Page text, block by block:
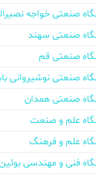
صنعتی خواجه
صنعتی سهند
صنعتی قم
صنعتی نوشیروانی
صنعتی همدان
علم و صنعت
علم و فرهنگ
فنی و مهندسی بوئین